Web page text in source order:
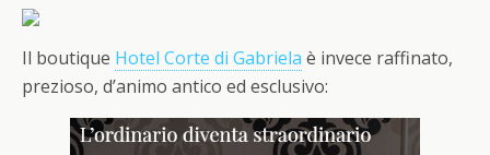
Il boutique Hotel Corte di Gabriela è invece raffinato,
prezioso, d’animo antico ed esclusivo: